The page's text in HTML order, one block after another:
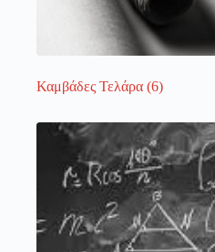
Καμβάδες Τελάρα (6)